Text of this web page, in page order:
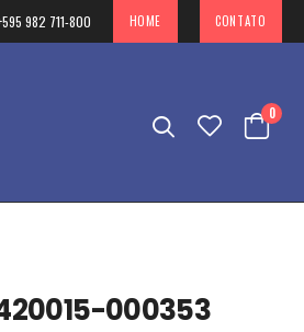
982 711-800 HOME CONTATO
0
000353